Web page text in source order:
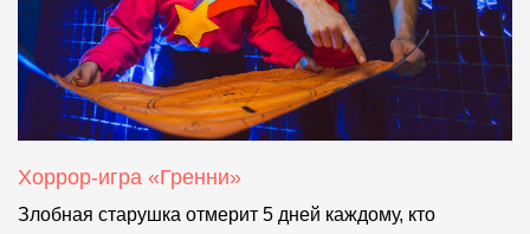
Хоррор-игра «Гренни»
Злобная старушка отмерит 5 дней каждому, кто